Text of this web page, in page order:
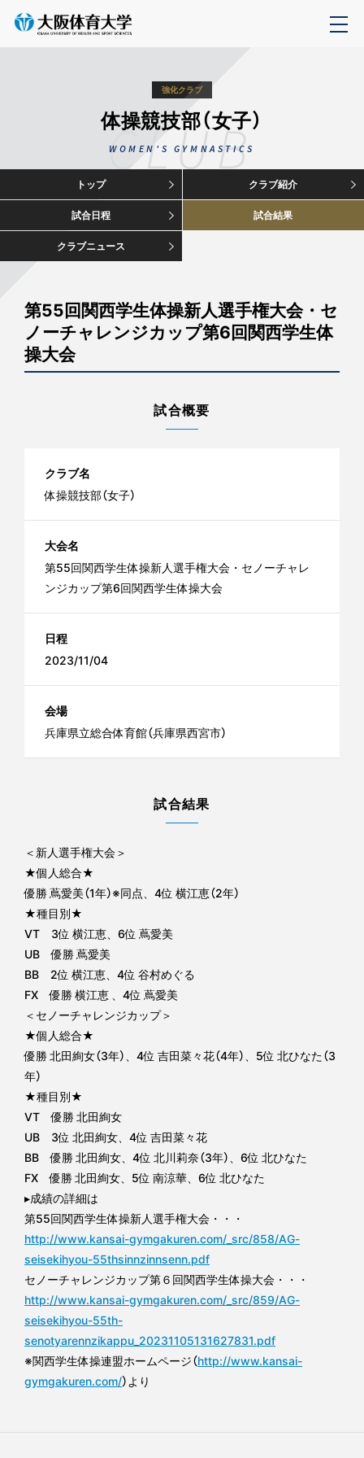
強化クラブ
体操競技部（女子）
WOMEN'S GYMNASTICS
CLUB
トップ クラブ紹介
試合日程 試合結果
クラブニュース
第55回関西学生体操新人選手権大会・セ
ノーチャレンジカップ第6回関西学生体
操大会
試合概要
クラブ名
体操競技部（女子）
大会名
第55回関西学生体操新人選手権大会・セノーチャレ
ンジカップ第6回関西学生体操大会
日程
2023/11/04
会場
兵庫県立総合体育館（兵庫県西宮市）
試合結果
＜新人選手権大会＞
★個人総合★
優勝 蔦愛美（1年）※同点、4位 横江恵（2年）
★種目別★
VT 3位 横江恵、6位 蔦愛美
UB 優勝 蔦愛美
BB 2位 横江恵、4位 谷村めぐる
FX 優勝 横江恵 、4位 蔦愛美
＜セノーチャレンジカップ＞
★個人総合★
優勝 北田絢女（3年）、4位 吉田菜々花（4年）、5位 北ひなた（3
年）
★種目別★
VT 優勝 北田絢女
UB 3位 北田絢女、4位 吉田菜々花
BB 優勝 北田絢女、4位 北川莉奈（3年）、6位 北ひなた
FX 優勝 北田絢女、5位 南涼華、6位 北ひなた
▸成績の詳細は
第55回関西学生体操新人選手権大会・・・
http://www.kansai-gymgakuren.com/_src/858/AG-
seisekihyou-55thsinnzinnsenn.pdf
セノーチャレンジカップ第６回関西学生体操大会・・・
http://www.kansai-gymgakuren.com/_src/859/AG-
seisekihyou-55th-
senotyarennzikappu_20231105131627831.pdf
※関西学生体操連盟ホームページ（http://www.kansai-
gymgakuren.com/）より